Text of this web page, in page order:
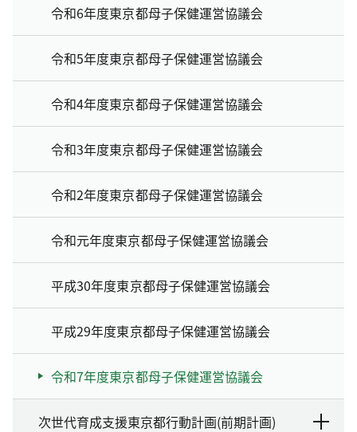
令和6年度東京都母子保健運営協議会
令和5年度東京都母子保健運営協議会
令和4年度東京都母子保健運営協議会
令和3年度東京都母子保健運営協議会
令和2年度東京都母子保健運営協議会
令和元年度東京都母子保健運営協議会
平成30年度東京都母子保健運営協議会
平成29年度東京都母子保健運営協議会
令和7年度東京都母子保健運営協議会
次世代育成支援東京都行動計画(前期計画)